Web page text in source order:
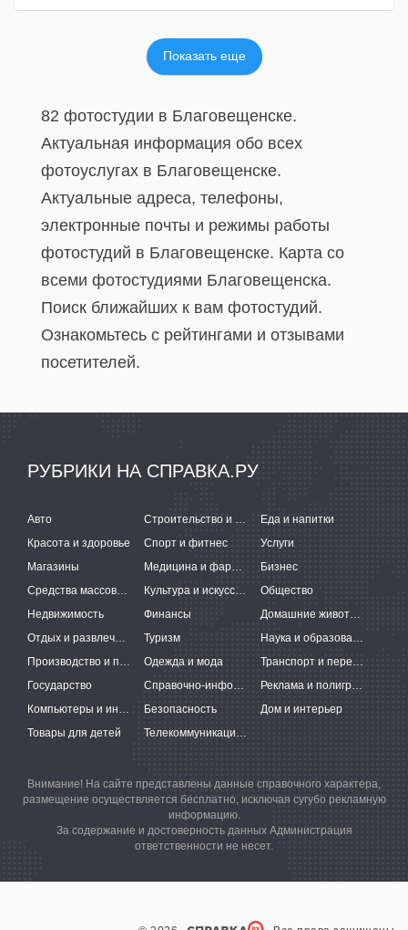
Показать еще
82 фотостудии в Благовещенске.
Актуальная информация обо всех
фотоуслугах в Благовещенске.
Актуальные адреса, телефоны,
электронные почты и режимы работы
фотостудий в Благовещенске. Карта со
всеми фотостудиями Благовещенска.
Поиск ближайших к вам фотостудий.
Ознакомьтесь с рейтингами и отзывами
посетителей.
РУБРИКИ НА СПРАВКА.РУ
Авто Строительство и ремонт
Еда и напитки
Красота и здоровье
Спорт и фитнес
Услуги
Магазины
Медицина и фармацевтика
Бизнес
Средства массовой информации
Культура и искусство
Общество
Недвижимость
Финансы
Домашние животные
Отдых и развлечения
Туризм
Наука и образование
Производство и поставки
Одежда и мода
Транспорт и перевозки
Государство
Справочно-информационные системы
Реклама и полиграфия
Компьютеры и интернет
Безопасность
Дом и интерьер
Товары для детей
Телекоммуникации и связь
Внимание! На сайте представлены данные справочного характера,
размещение осуществляется бесплатно, исключая сугубо рекламную
информацию.
За содержание и достоверность данных Администрация
ответственности не несет.